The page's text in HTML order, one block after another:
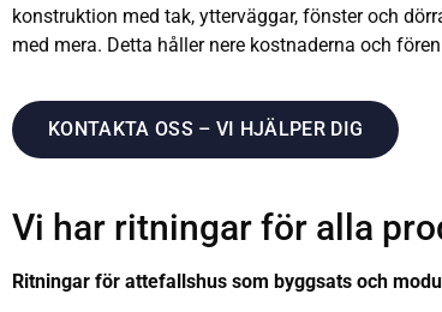
konstruktion med tak, ytterväggar, fönster och
med mera. Detta håller nere kostnaderna och
KONTAKTA OSS – VI HJÄLPER DIG
Vi har ritningar för alla
Ritningar för attefallshus som byggsats och